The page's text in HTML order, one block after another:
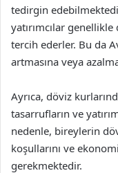
tedirgin
yatırımcılar
tercih ederler. Bu da
artmasına veya
Ayrıca, döviz
tasarrufların ve
nedenle, bireylerin
koşullarını ve
gerekmektedir.